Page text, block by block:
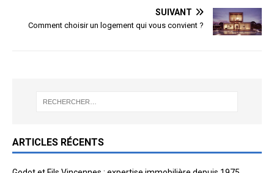
SUIVANT
Comment choisir un logement qui vous convient ?
ARTICLES RÉCENTS